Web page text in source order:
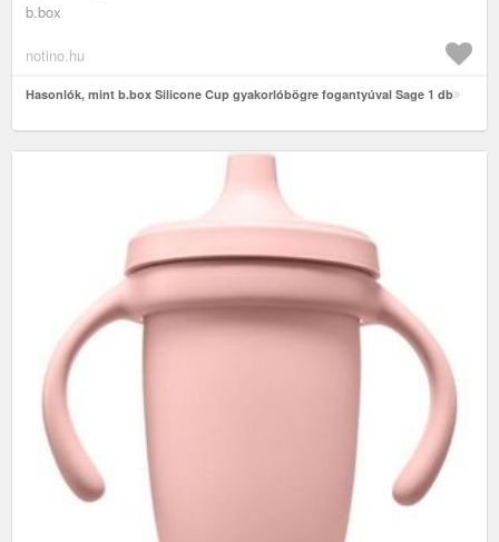
b.box
notino.hu
Hasonlók, mint b.box Silicone Cup gyakorlóbögre fogantyúval Sage 1 db